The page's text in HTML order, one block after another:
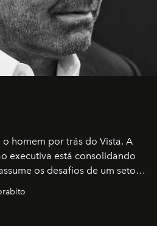
o homem por trás do Vista. A
executiva está consolidando
os desafios de um setor
o conceito de luxo